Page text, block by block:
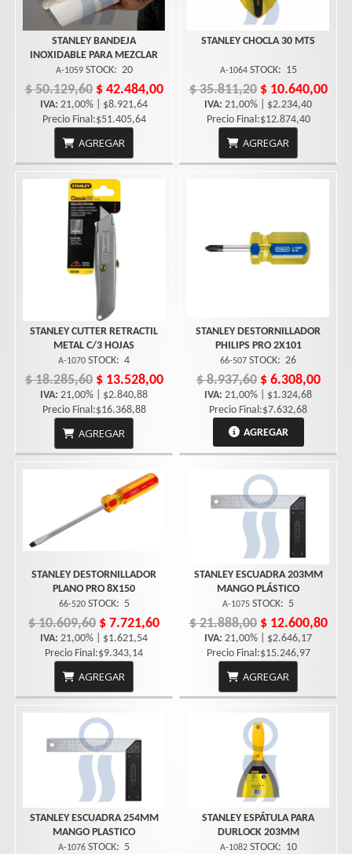
STANLEY BANDEJA
INOXIDABLE PARA MEZCLAR
A-1059 STOCK: 20
$ 50.129,60 $ 42.484,00
IVA: 21,00% | $8.921,64
Precio Final:$51.405,64
AGREGAR
STANLEY CHOCLA 30 MTS
A-1064 STOCK: 15
$ 35.811,20 $ 10.640,00
IVA: 21,00% | $2.234,40
Precio Final:$12.874,40
AGREGAR
STANLEY CUTTER RETRACTIL
METAL C/3 HOJAS
A-1070 STOCK: 4
$ 18.285,60 $ 13.528,00
IVA: 21,00% | $2.840,88
Precio Final:$16.368,88
AGREGAR
STANLEY DESTORNILLADOR
PHILIPS PRO 2X101
66-507 STOCK: 26
$ 8.937,60 $ 6.308,00
IVA: 21,00% | $1.324,68
Precio Final:$7.632,68
AGREGAR
STANLEY DESTORNILLADOR
PLANO PRO 8X150
66-520 STOCK: 5
$ 10.609,60 $ 7.721,60
IVA: 21,00% | $1.621,54
Precio Final:$9.343,14
AGREGAR
STANLEY ESCUADRA 203MM
MANGO PLÁSTICO
A-1075 STOCK: 5
$ 21.888,00 $ 12.600,80
IVA: 21,00% | $2.646,17
Precio Final:$15.246,97
AGREGAR
STANLEY ESCUADRA 254MM
MANGO PLASTICO
A-1076 STOCK: 5
STANLEY ESPÁTULA PARA
DURLOCK 203MM
A-1082 STOCK: 10